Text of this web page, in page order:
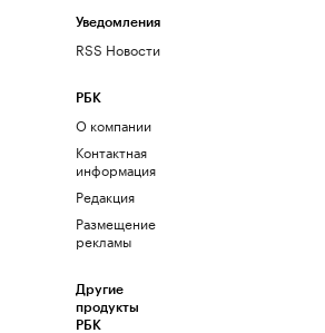
Уведомления
RSS Новости
РБК
О компании
Контактная
информация
Редакция
Размещение
рекламы
Другие
продукты
РБК